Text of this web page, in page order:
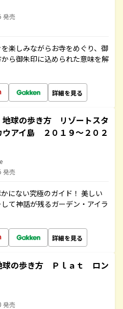
発売
楽しみながらお寺をめぐり、御
ら御朱印に込められた意味を解
詳細を見る
球の歩き方 リゾートスタ
アイ島 ２０１９～２０２
発売
にない究極のガイド！ 美しい
て神話が残るガーデン・アイラ
詳細を見る
の歩き方 Ｐｌａｔ ロン
発売